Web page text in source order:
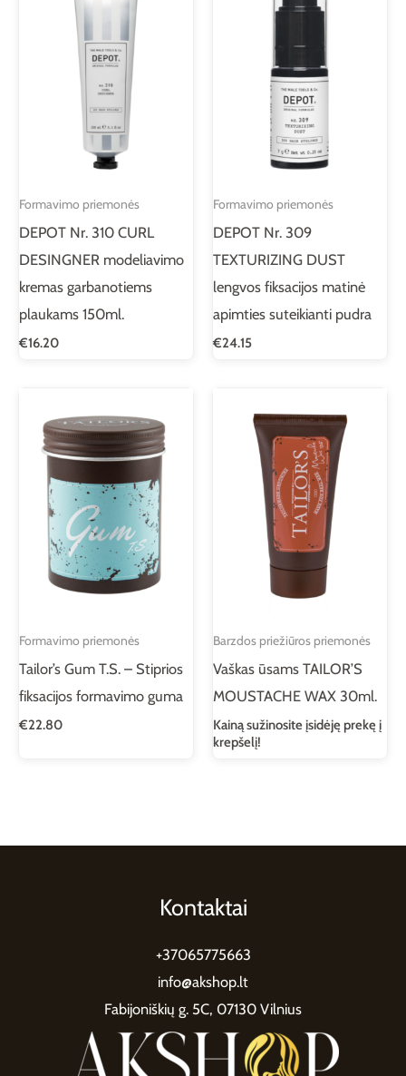
Formavimo priemonės
DEPOT Nr. 310 CURL
DESINGNER modeliavimo
kremas garbanotiems
plaukams 150ml.
€16.20
Formavimo priemonės
DEPOT Nr. 309
TEXTURIZING DUST
lengvos fiksacijos matinė
apimties suteikianti pudra
€24.15
Formavimo priemonės
Tailor’s Gum T.S. – Stiprios
fiksacijos formavimo guma
€22.80
Barzdos priežiūros priemonės
Vaškas ūsams TAILOR’S
MOUSTACHE WAX 30ml.
Kainą sužinosite įsidėję prekę į
krepšelį!
Kontaktai
+37065775663
info@akshop.lt
Fabijoniškių g. 5C, 07130 Vilnius